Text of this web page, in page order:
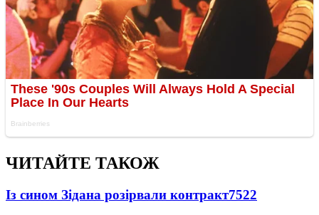
ЧИТАЙТЕ ТАКОЖ
Із сином Зідана розірвали контракт7522